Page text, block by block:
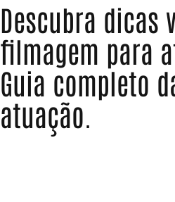
Descubra dicas
filmagem para
Guia completo
atuação.